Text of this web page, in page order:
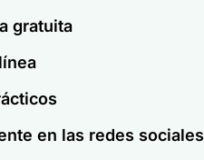
gratuita
en las redes sociales